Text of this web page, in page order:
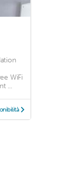
WiFi
...